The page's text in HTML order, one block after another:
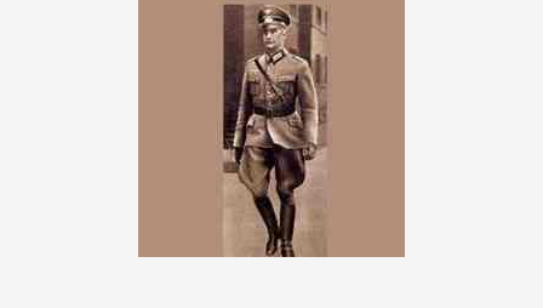
Остросюжетные